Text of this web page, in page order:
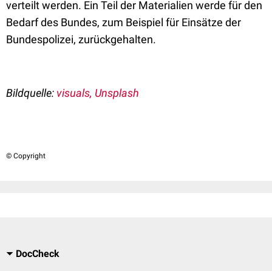
verteilt werden. Ein Teil der Materialien werde für den
Bedarf des Bundes, zum Beispiel für Einsätze der
Bundespolizei, zurückgehalten.
Bildquelle: visuals, Unsplash
© Copyright
DocCheck